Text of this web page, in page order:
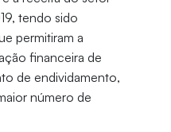
tendo sido
permitiram a
financeira de
de endividamento,
número de